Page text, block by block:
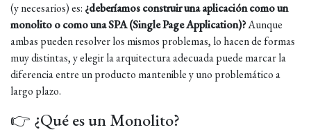
(y necesarios) es: ¿deberíamos construir una aplicación como un
monolito o como una SPA (Single Page Application)?Aunque
ambas pueden resolver los mismos problemas, lo hacen de formas
muy distintas, y elegir la arquitectura adecuada puede marcar la
diferencia entre un producto mantenible y uno problemático a
largo plazo.
👉 ¿Qué es un Monolito?